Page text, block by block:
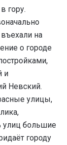
гору.
на
о городе
и
Невский.
улицы,
улиц большие
городу